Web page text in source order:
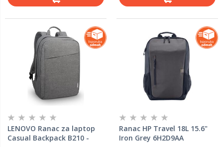
LENOVO Ranac za laptop
Casual Backpack B210 -
Ranac HP Travel 18L 15.6"
Iron Grey 6H2D9AA